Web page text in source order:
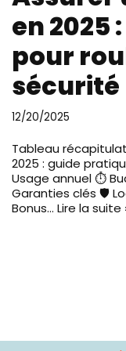
en 2025
pour
sécurité
12/20/2025
Tableau
2025 : guide
Usage annuel ⏱️
Garanties clés 🛡️
Bonus… Lire la suite